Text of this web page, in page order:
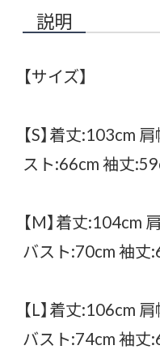
説明
【サイズ】
【S】着丈:103cm
スト:66cm 袖丈
【M】着丈:104cm
バスト:70cm 袖丈
【L】着丈:106cm
バスト:74cm 袖丈